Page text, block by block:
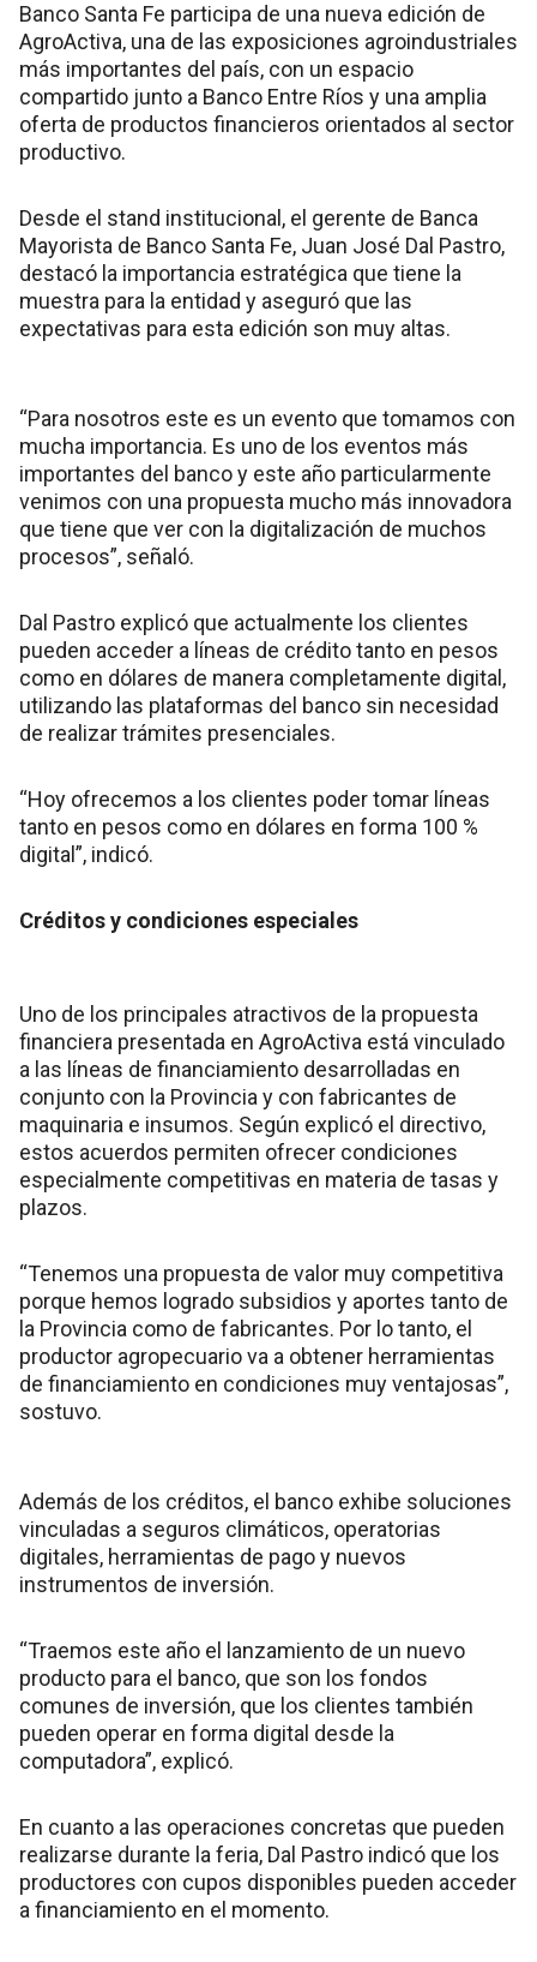
Banco Santa Fe participa de una nueva edición de
AgroActiva, una de las exposiciones agroindustriales
más importantes del país, con un espacio
compartido junto a Banco Entre Ríos y una amplia
oferta de productos financieros orientados al sector
productivo.
Desde el stand institucional, el gerente de Banca
Mayorista de Banco Santa Fe, Juan José Dal Pastro,
destacó la importancia estratégica que tiene la
muestra para la entidad y aseguró que las
expectativas para esta edición son muy altas.
“Para nosotros este es un evento que tomamos con
mucha importancia. Es uno de los eventos más
importantes del banco y este año particularmente
venimos con una propuesta mucho más innovadora
que tiene que ver con la digitalización de muchos
procesos”, señaló.
Dal Pastro explicó que actualmente los clientes
pueden acceder a líneas de crédito tanto en pesos
como en dólares de manera completamente digital,
utilizando las plataformas del banco sin necesidad
de realizar trámites presenciales.
“Hoy ofrecemos a los clientes poder tomar líneas
tanto en pesos como en dólares en forma 100 %
digital”, indicó.
Créditos y condiciones especiales
Uno de los principales atractivos de la propuesta
financiera presentada en AgroActiva está vinculado
a las líneas de financiamiento desarrolladas en
conjunto con la Provincia y con fabricantes de
maquinaria e insumos. Según explicó el directivo,
estos acuerdos permiten ofrecer condiciones
especialmente competitivas en materia de tasas y
plazos.
“Tenemos una propuesta de valor muy competitiva
porque hemos logrado subsidios y aportes tanto de
la Provincia como de fabricantes. Por lo tanto, el
productor agropecuario va a obtener herramientas
de financiamiento en condiciones muy ventajosas”,
sostuvo.
Además de los créditos, el banco exhibe soluciones
vinculadas a seguros climáticos, operatorias
digitales, herramientas de pago y nuevos
instrumentos de inversión.
“Traemos este año el lanzamiento de un nuevo
producto para el banco, que son los fondos
comunes de inversión, que los clientes también
pueden operar en forma digital desde la
computadora”, explicó.
En cuanto a las operaciones concretas que pueden
realizarse durante la feria, Dal Pastro indicó que los
productores con cupos disponibles pueden acceder
a financiamiento en el momento.